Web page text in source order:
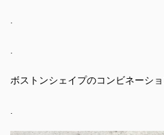
.
.
ボストンシェイプのコンビネーシ
.